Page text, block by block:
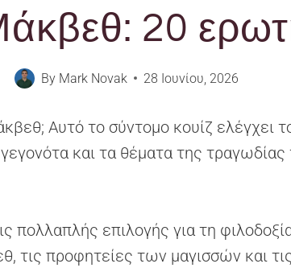
20
By Mark Novak 28 Ιουνίου, 2026
Αυτό το σύντομο κουίζ ελέγχει
και τα θέματα της
πολλαπλής επιλογής για τη
τις προφητείες των μαγισσών και